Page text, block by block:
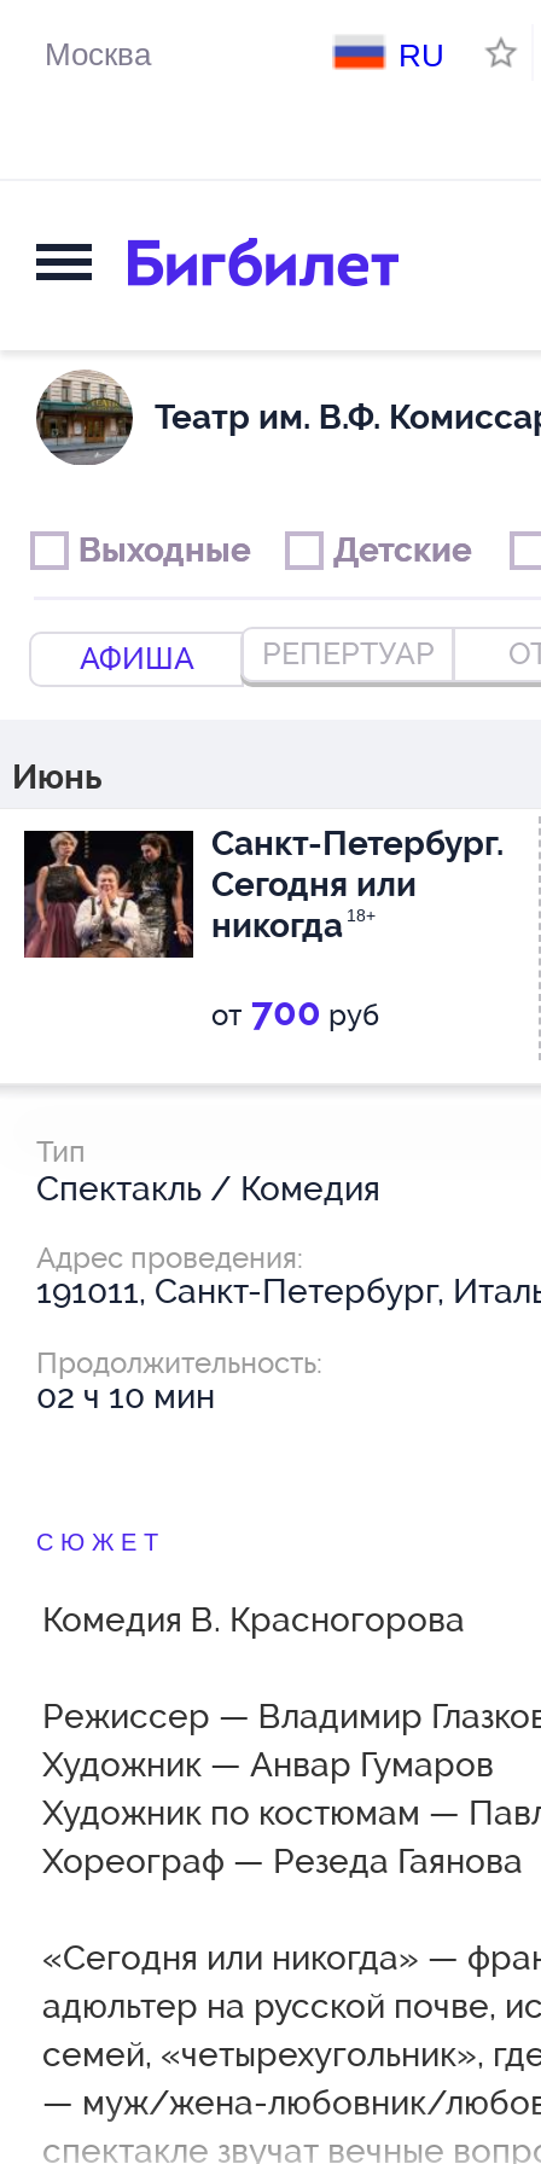
RU
Театр им. В.Ф.
АФИША РЕПЕРТУАР
Выходные
Выходные Детские
Детские
Июнь
Санкт-Петербург.
Сегодня или
никогда 18+
от 700 руб
Тип
Спектакль / Комедия
Адрес проведения:
191011, Санкт-Петербург,
Продолжительность:
02 ч 10 мин
СЮЖЕТ
Комедия В. Красногорова
Режиссер — Владимир
Художник — Анвар Гумаров
Художник по костюмам —
Хореограф — Резеда Гаянова
«Сегодня или никогда» —
адюльтер на русской почве,
семей, «четырехугольник»,
— муж/жена-любовник/
спектакле звучат вечные